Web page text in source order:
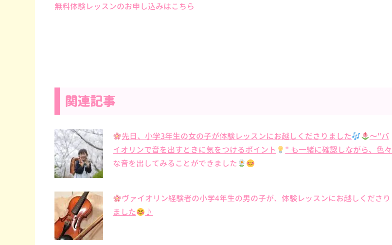
無料体験レッスンのお申し込みはこちら
関連記事
先日、小学3年生の女の子が体験レッスンにお越しくださりました
〜"バ
イオリンで音を出すときに気をつけるポイント
" も一緒に確認しながら、色々
な音を出してみることができました
ヴァイオリン経験者の小学4年生の男の子が、体験レッスンにお越しくださり
ました
♪